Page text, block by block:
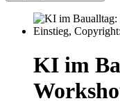
KI im